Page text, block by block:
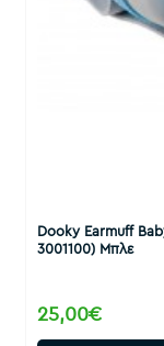
Dooky Earmuff
3001100) Μπλε
25,00€